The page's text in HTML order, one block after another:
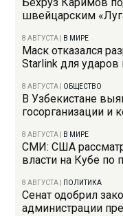
швейцарским
8 АВГУСТА В МИРЕ
Маск отказался
Starlink для ударов
8 АВГУСТА ОБЩЕСТВО
В Узбекистане
госорганизации и
8 АВГУСТА В МИРЕ
СМИ: США
власти на Кубе по
8 АВГУСТА ПОЛИТИКА
Сенат одобрил
администрации